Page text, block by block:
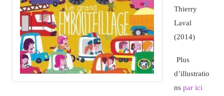
Thierry
Laval
(2014)
Plus
d’illustratio
ns par ici